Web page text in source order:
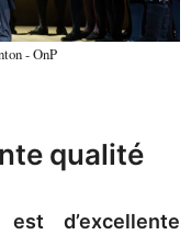
- OnP
qualité
d’excellente